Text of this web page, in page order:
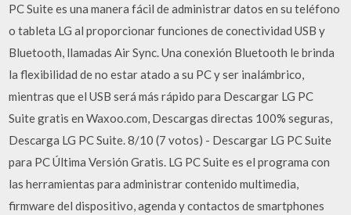
PC Suite es una manera fácil de administrar datos en su teléfono
o tableta LG al proporcionar funciones de conectividad USB y
Bluetooth, llamadas Air Sync. Una conexión Bluetooth le brinda
la flexibilidad de no estar atado a su PC y ser inalámbrico,
mientras que el USB será más rápido para Descargar LG PC
Suite gratis en Waxoo.com, Descargas directas 100% seguras,
Descarga LG PC Suite. 8/10 (7 votos) - Descargar LG PC Suite
para PC Última Versión Gratis. LG PC Suite es el programa con
las herramientas para administrar contenido multimedia,
firmware del dispositivo, agenda y contactos de smartphones